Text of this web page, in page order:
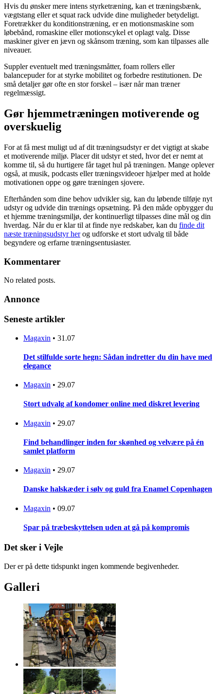
Hvis du ønsker mere intens styrketræning, kan et træningsbænk,
vægtstang eller et squat rack udvide dine muligheder betydeligt.
Foretrækker du konditionstræning, er en motionsmaskine som
løbebånd, romaskine eller motionscykel et oplagt valg. Disse
maskiner giver en jævn og skånsom træning, som kan tilpasses alle
niveauer.
Suppler eventuelt med træningsmåtter, foam rollers eller
balancepuder for at styrke mobilitet og forbedre restitutionen. De
små detaljer gør ofte en stor forskel – især når man træner
regelmæssigt.
Gør hjemmetræningen motiverende og
overskuelig
For at få mest muligt ud af dit træningsudstyr er det vigtigt at skabe
et motiverende miljø. Placer dit udstyr et sted, hvor det er nemt at
komme til, så du hurtigere får taget hul på træningen. Mange oplever
også, at musik, podcasts eller træningsvideoer hjælper med at holde
motivationen oppe og gøre træningen sjovere.
Efterhånden som dine behov udvikler sig, kan du løbende tilføje nyt
udstyr og udvide din trænings opsætning. På den måde opbygger du
et hjemme træningsmiljø, der kontinuerligt tilpasses dine mål og din
hverdag. Når du er klar til at finde nye redskaber, kan du finde dit
næste træningsudstyr herog udforske et stort udvalg til både
begyndere og erfarne træningsentusiaster.
Kommentarer
No related posts.
Annonce
Seneste artikler
Magaxin • 31.07
Det stilfulde sorte hegn: Sådan indretter du din have med
elegance
Magaxin • 29.07
Stort udvalg af kondomer online med diskret levering
Magaxin • 29.07
Find behandlinger inden for skønhed og velvære på én
samlet platform
Magaxin • 29.07
Danske halskæder i sølv og guld fra Enamel Copenhagen
Magaxin • 09.07
Spar på træbeskyttelsen uden at gå på kompromis
Det sker i Vejle
Der er på dette tidspunkt ingen kommende begivenheder.
Galleri